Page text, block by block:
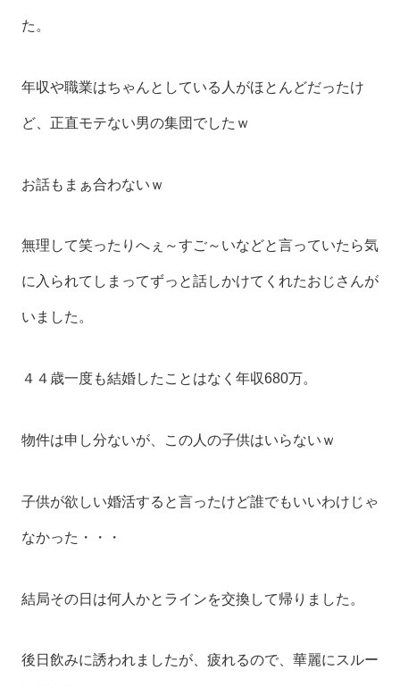
た。
年収や職業はちゃんとしている人がほとんどだったけ
ど、正直モテない男の集団でしたｗ
お話もまぁ合わないｗ
無理して笑ったりへぇ～すご～いなどと言っていたら気
に入られてしまってずっと話しかけてくれたおじさんが
いました。
４４歳一度も結婚したことはなく年収680万。
物件は申し分ないが、この人の子供はいらないｗ
子供が欲しい婚活すると言ったけど誰でもいいわけじゃ
なかった・・・
結局その日は何人かとラインを交換して帰りました。
後日飲みに誘われましたが、疲れるので、華麗にスルー